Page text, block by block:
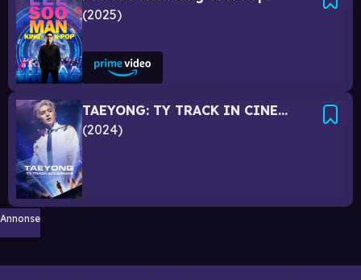
2025
TAEYONG: TY TRACK IN CINEMAS
2024
Annonse